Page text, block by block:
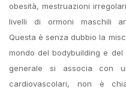
obesità, mestruazioni
livelli di ormoni maschili
Questa è senza dubbio la
mondo del bodybuilding e
generale si associa con
cardiovascolari, non è